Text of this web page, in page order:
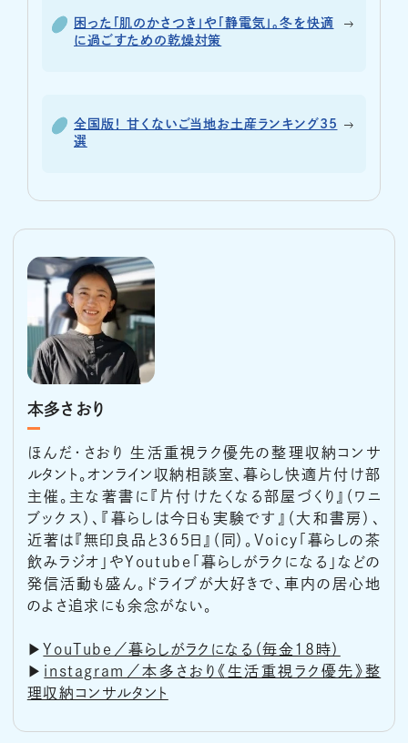
困った「肌のかさつき」や「静電気」。冬を快適
に過ごすための乾燥対策
全国版！ 甘くないご当地お土産ランキング35
選
本多さおり
ほんだ・さおり 生活重視ラク優先の整理収納コンサ
ルタント。オンライン収納相談室、暮らし快適片付け部
主催。主な著書に『片付けたくなる部屋づくり』（ワニ
ブックス）、『暮らしは今日も実験です』（大和書房）、
近著は『無印良品と365日』（同）。Voicy「暮らしの茶
飲みラジオ」やYoutube「暮らしがラクになる」などの
発信活動も盛ん。ドライブが大好きで、車内の居心地
のよさ追求にも余念がない。
▶︎YouTube／暮らしがラクになる（毎金18時）
▶︎ instagram／本多さおり《生活重視ラク優先》整
理収納コンサルタント